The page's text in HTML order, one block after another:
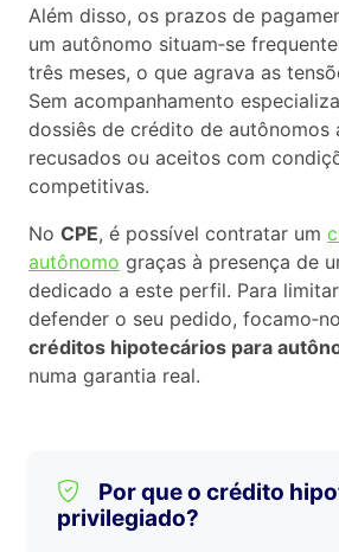
Além disso, os prazos de
um autônomo situam‑se
três meses, o que agrava as
Sem acompanhamento
dossiês de crédito de autônomos
recusados ou aceitos com
competitivas.
No CPE, é possível contratar um
autônomo graças à presença de
dedicado a este perfil. Para
defender o seu pedido,
créditos hipotecários para
numa garantia real.
Por que o crédito
privilegiado?